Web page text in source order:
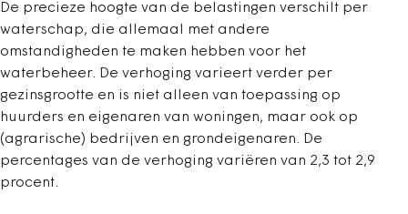
De precieze hoogte van de belastingen verschilt per
waterschap, die allemaal met andere
omstandigheden te maken hebben voor het
waterbeheer. De verhoging varieert verder per
gezinsgrootte en is niet alleen van toepassing op
huurders en eigenaren van woningen, maar ook op
(agrarische) bedrijven en grondeigenaren. De
percentages van de verhoging variëren van 2,3 tot 2,9
procent.